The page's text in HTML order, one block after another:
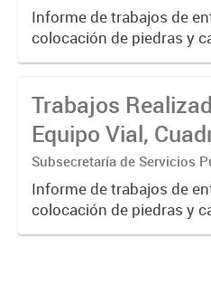
Informe de trabajos de
colocación de piedras y
(zanjeo - cruce de calles)
construcción, colocación
registro, reparación...
Trabajos
Equipo Vial,
Bacheo, Servicio
Eléctrico -
2021
Subsecretaría de Servicios
Informe de trabajos de
colocación de piedras y
(zanjeo - cruce de calles)